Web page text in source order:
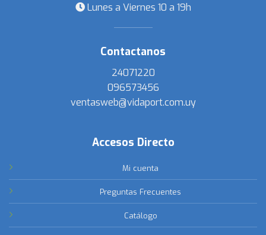
Lunes a Viernes 10 a 19h
Contactanos
24071220
096573456
ventasweb@vidaport.com.uy
Accesos Directo
Mi cuenta
Preguntas Frecuentes
Catálogo